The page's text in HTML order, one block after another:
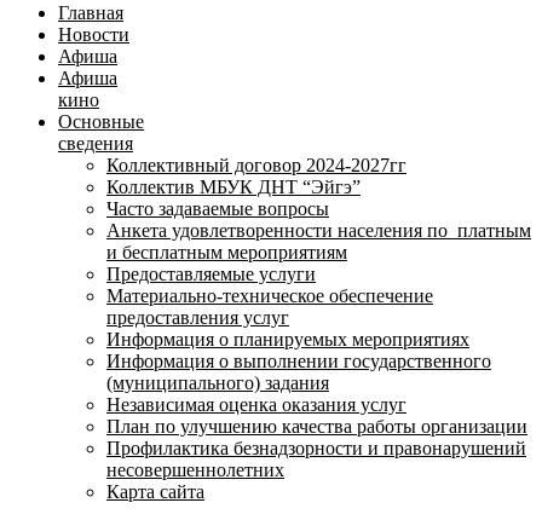
Главная
Новости
Афиша
Афиша
кино
Основные
сведения
Коллективный договор 2024-2027гг
Коллектив МБУК ДНТ “Эйгэ”
Часто задаваемые вопросы
Анкета удовлетворенности населения по платным
и бесплатным мероприятиям
Предоставляемые услуги
Материально-техническое обеспечение
предоставления услуг
Информация о планируемых мероприятиях
Информация о выполнении государственного
(муниципального) задания
Независимая оценка оказания услуг
План по улучшению качества работы организации
Профилактика безнадзорности и правонарушений
несовершеннолетних
Карта сайта